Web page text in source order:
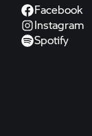
Facebook
Instagram
Spotify